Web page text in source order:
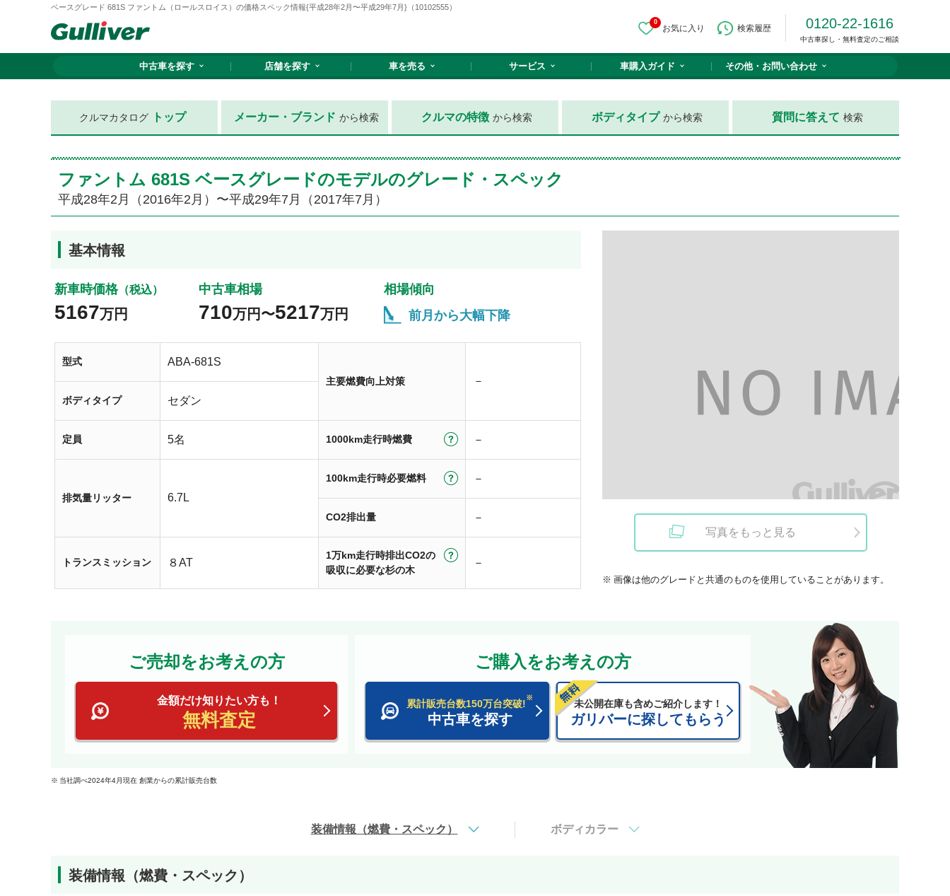
ベースグレード 681S ファントム（ロールスロイス）の価格スペック情報{平成28年2月〜平成29年7月}（10102555）
0
お気に入り 検索履歴 0120-22-1616
中古車探し・無料査定のご相談
中古車を探す 店舗を探す 車を売る サービス 車購入ガイド その他・ お問い合わせ
クルマカタログ トップ メーカー・ブランド から検索 クルマの特徴 から検索 ボディタイプ から検索 質問に答えて 検索
ファントム 681S ベースグレードのモデルのグレード・スペック
平成28年2月（2016年2月）〜平成29年7月（2017年7月）
基本情報
新車時価格（税込）
5167万円
中古車相場
710万円〜5217万円
相場傾向
前月から大幅下降
型式 ABA-681S
主要燃費向上対策 －
ボディタイプ セダン
定員 5名 1000km走行時燃費 －
排気量リッター 6.7L
100km走行時必要燃料 －
CO2排出量 －
トランスミッション ８AT
1万km走行時排出CO2の
吸収に必要な杉の木
－
写真をもっと見る
画像は他のグレードと共通のものを使用していることがあります。
ご売却をお考えの方
金額だけ知りたい方も！
無料査定
ご購入をお考えの方
累計販売台数150万台突破!
※
中古車を探す
未公開在庫も含めご紹介します！
ガリバーに探してもらう
当社調べ2024年4月現在 創業からの累計販売台数
装備情報（燃費・スペック） ボディカラー
装備情報（燃費・スペック）